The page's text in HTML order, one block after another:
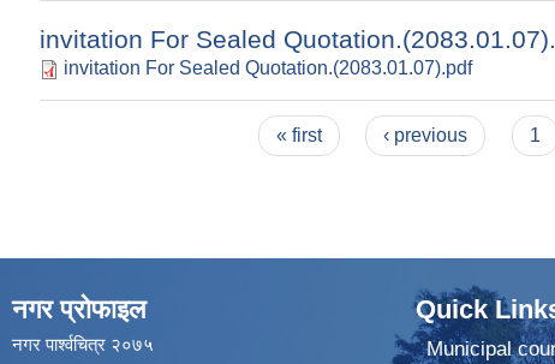
invitation For Sealed
invitation For Sealed Quotation.(2083.01.07).pdf
« first ‹ previous 1
नगर प्रोफाइल
नगर पार्श्वचित्र २०७५
Quick
Municipal